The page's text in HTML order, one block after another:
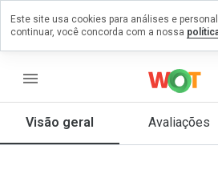
menu
Visão geral Avaliações
um
Este site usa cookies para análises e
continuar, você concorda com a nossa